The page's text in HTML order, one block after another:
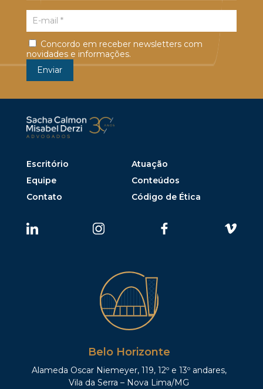
Concordo em receber newsletters com
novidades e informações.
Escritório
Atuação
Equipe
Conteúdos
Contato
Código de Ética
Belo Horizonte
Alameda Oscar Niemeyer, 119, 12º e 13º andares,
Vila da Serra – Nova Lima/MG